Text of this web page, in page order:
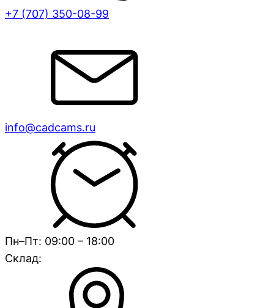
+7 (707) 350-08-99
info@cadcams.ru
Пн–Пт: 09:00 – 18:00
Склад: